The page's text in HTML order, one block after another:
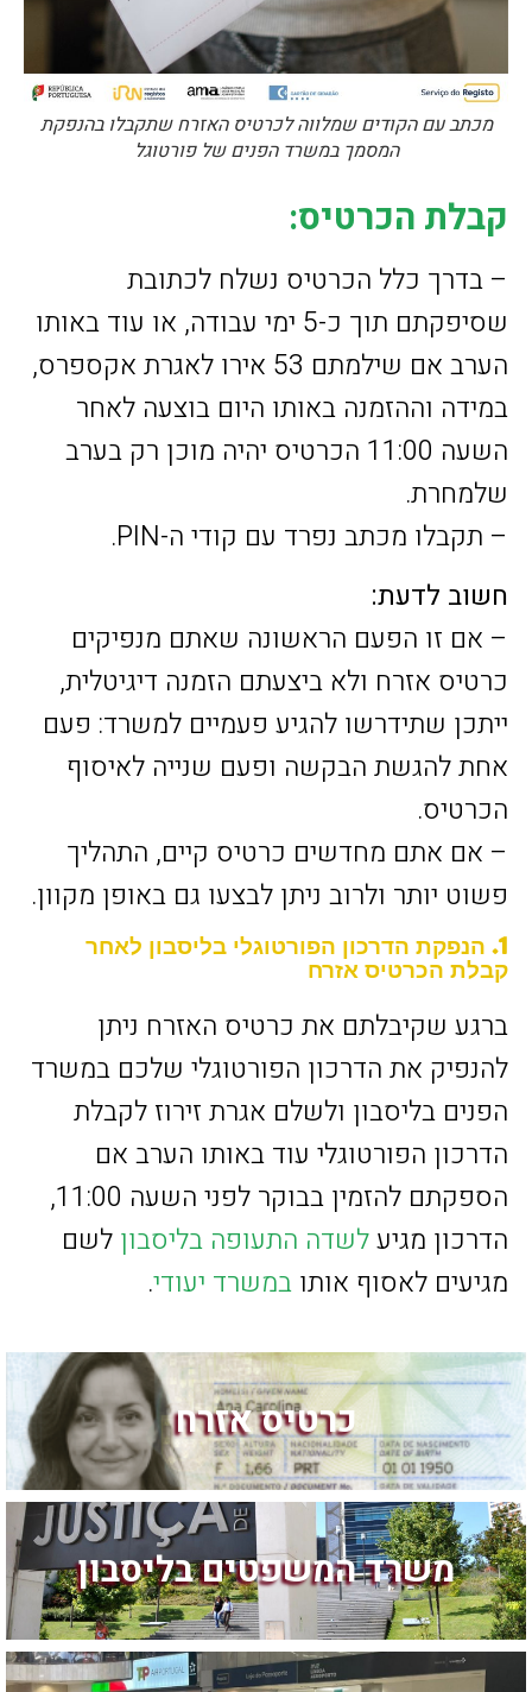
מכתב עם הקודים שמלווה לכרטיס האזרח שתקבלו בהנפקת
המסמך במשרד הפנים של פורטוגל
קבלת הכרטיס:
– בדרך כלל הכרטיס נשלח לכתובת
שסיפקתם תוך כ-5 ימי עבודה, או עוד באותו
הערב אם שילמתם 53 אירו לאגרת אקספרס,
במידה וההזמנה באותו היום בוצעה לאחר
השעה 11:00 הכרטיס יהיה מוכן רק בערב
שלמחרת.
– תקבלו מכתב נפרד עם קודי ה-PIN.
חשוב לדעת:
– אם זו הפעם הראשונה שאתם מנפיקים
כרטיס אזרח ולא ביצעתם הזמנה דיגיטלית,
ייתכן שתידרשו להגיע פעמיים למשרד: פעם
אחת להגשת הבקשה ופעם שנייה לאיסוף
הכרטיס.
– אם אתם מחדשים כרטיס קיים, התהליך
פשוט יותר ולרוב ניתן לבצעו גם באופן מקוון.
1. הנפקת הדרכון הפורטוגלי בליסבון לאחר
קבלת הכרטיס אזרח
ברגע שקיבלתם את כרטיס האזרח ניתן
להנפיק את הדרכון הפורטוגלי שלכם במשרד
הפנים בליסבון ולשלם אגרת זירוז לקבלת
הדרכון הפורטוגלי עוד באותו הערב אם
הספקתם להזמין בבוקר לפני השעה 11:00,
הדרכון מגיעלשדה התעופה בליסבון לשם
מגיעים לאסוף אותו במשרד יעודי.
כרטיס אזרח
משרד המשפטים בליסבון